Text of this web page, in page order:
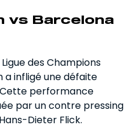
vs Barcelona
des Champions
a infligé une défaite
performance
par un contre pressing
Dieter Flick.